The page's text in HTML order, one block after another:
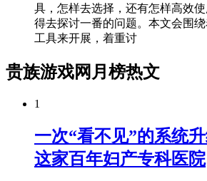
具，怎样去选择，还有怎样高效
得去探讨一番的问题。本文会围
工具来开展，着重讨
贵族游戏网月榜热文
1
一次“看不见”的系统
这家百年妇产专科医院